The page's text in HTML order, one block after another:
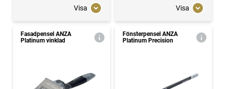
Visa Visa
Fasadpensel ANZA
Platinum vinklad
Fönsterpensel ANZA
Platinum Precision